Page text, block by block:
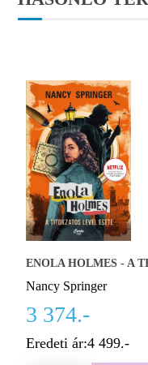
ENOLA HOLMES - A
Nancy Springer
3 374.-
Eredeti ár:4 499.-